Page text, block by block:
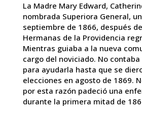
La Madre Mary Edward,
nombrada Superiora General,
septiembre de 1866, después
Hermanas de la Providencia
Mientras guiaba a la nueva
cargo del noviciado. No
para ayudarla hasta que se
elecciones en agosto de 1869.
por esta razón padeció una
durante la primera mitad de